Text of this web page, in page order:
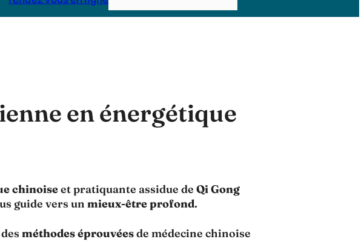
en énergétique
chinoiseet pratiquante assidue de Qi Gong
guide vers un mieux-être profond.
méthodes éprouvéesde médecine chinoise